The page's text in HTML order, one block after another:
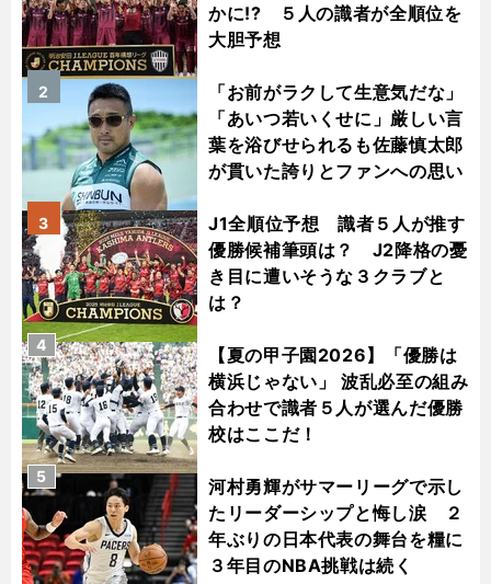
かに!? ５人の識者が全順位を
大胆予想
「お前がラクして生意気だな」
「あいつ若いくせに」厳しい言
葉を浴びせられるも佐藤慎太郎
が貫いた誇りとファンへの思い
2
J1全順位予想 識者５人が推す
優勝候補筆頭は？ J2降格の憂
き目に遭いそうな３クラブと
は？
3
【夏の甲子園2026】「優勝は
横浜じゃない」 波乱必至の組み
合わせで識者５人が選んだ優勝
校はここだ！
4
河村勇輝がサマーリーグで示し
たリーダーシップと悔し涙 ２
年ぶりの日本代表の舞台を糧に
３年目のNBA挑戦は続く
5